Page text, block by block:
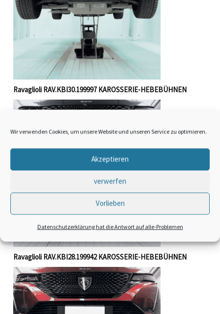
Wir verwenden Cookies, um unsere Website und unseren Service zu optimieren.
Akzeptieren
verwerfen
Vorlieben
Datenschutzerklärung hat die Antwort auf alle-Problemen
Ravaglioli RAV.KBI30.199997 KAROSSERIE-HEBEBÜHNEN
Ravaglioli RAV.KBI28.199942 KAROSSERIE-HEBEBÜHNEN